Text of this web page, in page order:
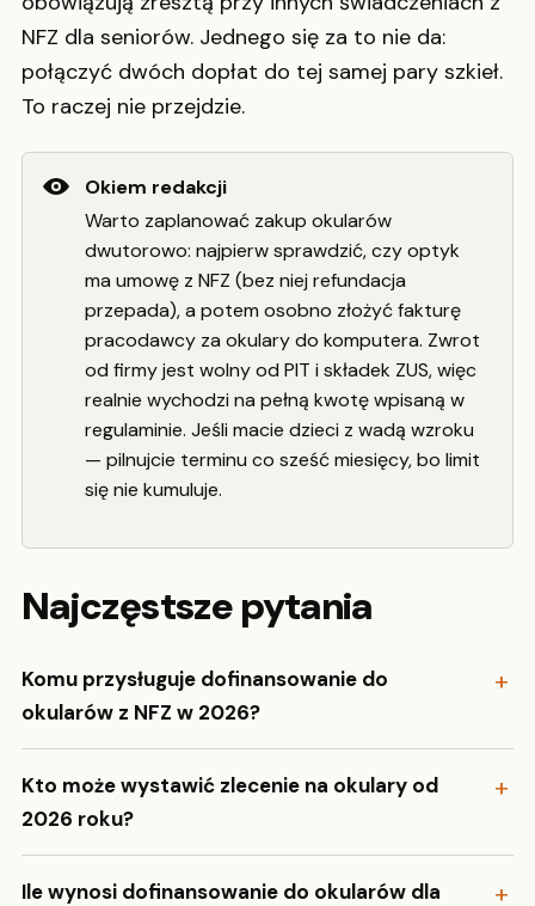
NFZ dla seniorów. Jednego się za to nie da:
połączyć dwóch dopłat do tej samej pary szkieł.
To raczej nie przejdzie.
Okiem redakcji
Warto zaplanować zakup okularów
dwutorowo: najpierw sprawdzić, czy optyk
ma umowę z NFZ (bez niej refundacja
przepada), a potem osobno złożyć fakturę
pracodawcy za okulary do komputera. Zwrot
od firmy jest wolny od PIT i składek ZUS, więc
realnie wychodzi na pełną kwotę wpisaną w
regulaminie. Jeśli macie dzieci z wadą wzroku
— pilnujcie terminu co sześć miesięcy, bo limit
się nie kumuluje.
Najczęstsze pytania
Komu przysługuje dofinansowanie do
okularów z NFZ w 2026?
Kto może wystawić zlecenie na okulary od
2026 roku?
Ile wynosi dofinansowanie do okularów dla